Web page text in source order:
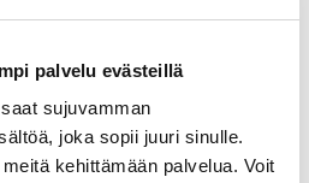
palvelu evästeillä
sujuvamman
joka sopii juuri sinulle.
kehittämään palvelua. Voit
terveysneuvonta
Kristiina